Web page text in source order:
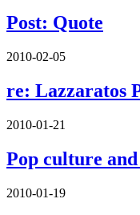
Post: Quote
2010-02-05
re: Lazzaratos
2010-01-21
Pop culture
2010-01-19